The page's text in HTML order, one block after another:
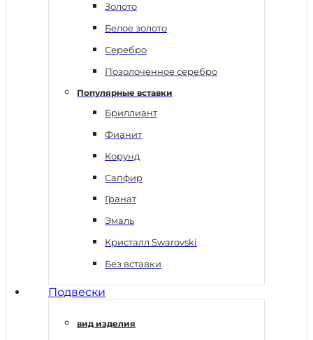
Золото
Белое золото
Серебро
Позолоченное серебро
Популярные вставки
Бриллиант
Фианит
Корунд
Сапфир
Гранат
Эмаль
Кристалл Swarovski
Без вставки
Подвески
вид изделия